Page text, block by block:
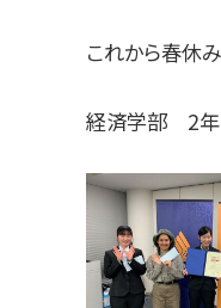
これから春休
経済学部 2